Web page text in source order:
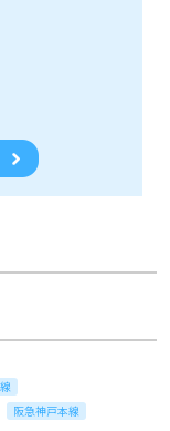
阪急神戸本線